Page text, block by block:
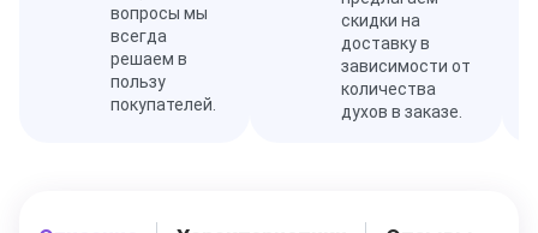
вопросы мы
всегда
решаем в
пользу
покупателей.
скидки на
доставку в
зависимости от
количества
духов в заказе.